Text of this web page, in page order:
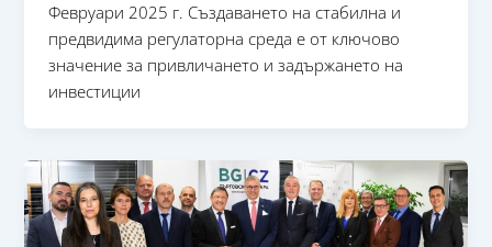
Февруари 2025 г. Създаването на стабилна и
предвидима регулаторна среда е от ключово
значение за привличането и задържането на
инвестиции